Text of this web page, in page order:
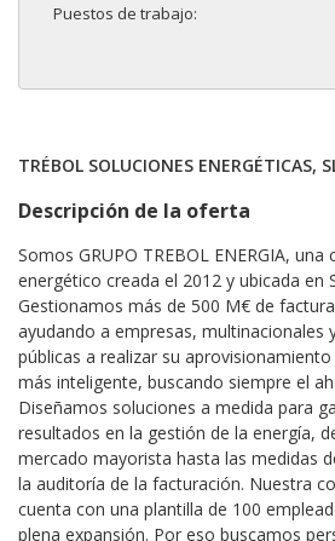
Puestos de trabajo:
TRÉBOL SOLUCIONES ENERGÉTICAS,
Descripción de la oferta
Somos GRUPO TREBOL ENERGIA,
energético creada el 2012 y ubicada en
Gestionamos más de 500 M€ de
ayudando a empresas, multinacionales
públicas a realizar su
más inteligente, buscando siempre el
Diseñamos soluciones a medida para
resultados en la gestión de la energía,
mercado mayorista hasta las medidas
la auditoría de la facturación. Nuestra
cuenta con una plantilla de 100
plena expansión. Por eso buscamos